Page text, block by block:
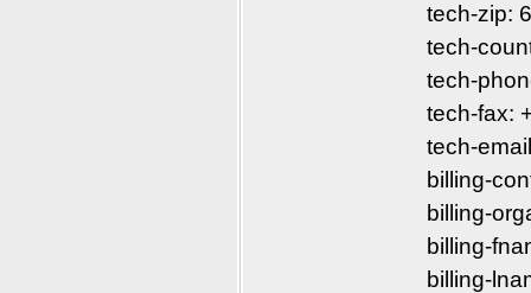
tech-zip:
tech-
tech-
tech-fax:
tech-
billing-
billing-
billing-
billing-